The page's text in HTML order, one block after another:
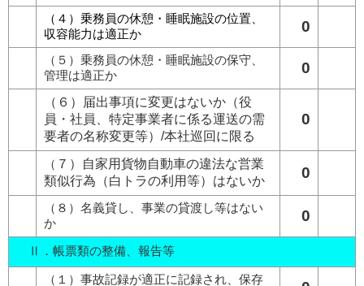
（４）乗務員の休憩・睡眠施設の位置、
収容能力は適正か
0
（５）乗務員の休憩・睡眠施設の保守、
管理は適正か
0
（６）届出事項に変更はないか（役
員・社員、特定事業者に係る運送の需
要者の名称変更等）/本社巡回に限る
0
（ ７）自家用貨物自動車の違法な営業
類似行為（白トラの利用等）はないか
0
（８）名義貸し、事業の貸渡し等はない
か
0
Ⅱ．帳票類の整備、報告等
（１）事故記録が適正に記録され、保存